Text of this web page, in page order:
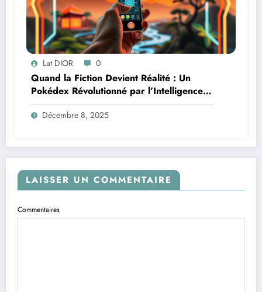
Lat DIOR 0
Quand la Fiction Devient Réalité : Un
Pokédex Révolutionné par l’Intelligence
Artificielle
Décembre 8, 2025
LAISSER UN COMMENTAIRE
Commentaires